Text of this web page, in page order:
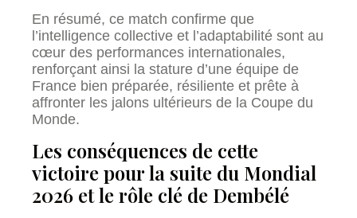
En résumé, ce match confirme que
l’intelligence collective et l’adaptabilité sont au
cœur des performances internationales,
renforçant ainsi la stature d’une équipe de
France bien préparée, résiliente et prête à
affronter les jalons ultérieurs de la Coupe du
Monde.
Les conséquences de cette
victoire pour la suite du Mondial
2026 et le rôle clé de Dembélé